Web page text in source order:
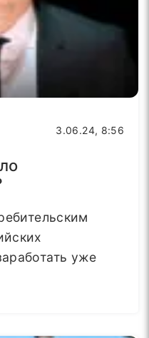
3.06.24, 8:56
уже